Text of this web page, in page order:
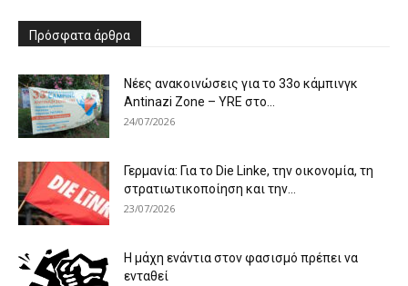
Πρόσφατα άρθρα
Νέες ανακοινώσεις για το 33ο κάμπινγκ
Antinazi Zone – YRE στο...
24/07/2026
Γερμανία: Για το Die Linke, την οικονομία, τη
στρατιωτικοποίηση και την...
23/07/2026
Η μάχη ενάντια στον φασισμό πρέπει να
ενταθεί